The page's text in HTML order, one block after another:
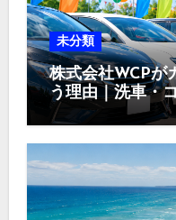
未分類
株式会社WCPが
う理由｜洗車・